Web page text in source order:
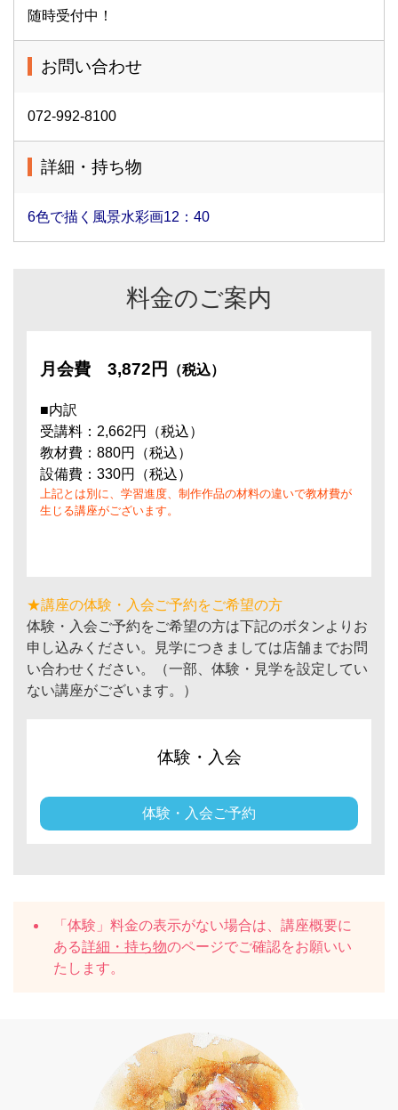
随時受付中！
お問い合わせ
072-992-8100
詳細・持ち物
6色で描く風景水彩画12：40
料金のご案内
月会費 3,872円 （税込）
■内訳
受講料：2,662円（税込）
教材費：880円（税込）
設備費：330円（税込）
上記とは別に、学習進度、制作作品の材料の違いで教材費が
生じる講座がございます。
★講座の体験・入会ご予約をご希望の方
体験・入会ご予約をご希望の方は下記のボタンよりお
申し込みください。見学につきましては店舗までお問
い合わせください。（一部、体験・見学を設定してい
ない講座がございます。）
体験・入会
体験・入会ご予約
「体験」料金の表示がない場合は、講座概要に
ある詳細・持ち物のページでご確認をお願いい
たします。